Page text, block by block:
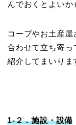
んでおくとよいか
コープやお土産
合わせて立ち寄っ
紹介してまいりま
1-２．施設・設備